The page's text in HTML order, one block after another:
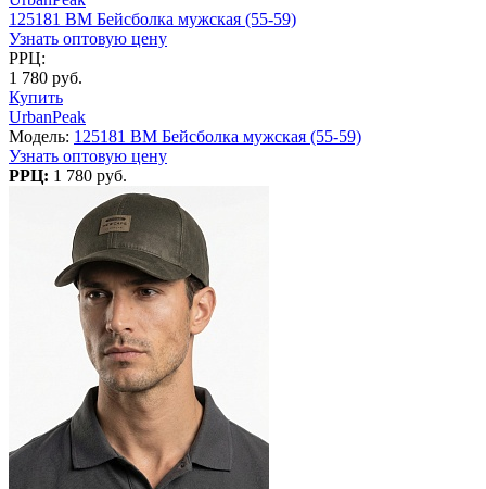
125181 BM Бейсболка мужская (55-59)
Узнать оптовую цену
РРЦ:
1 780 руб.
Купить
UrbanPeak
Модель: 125181 BM Бейсболка мужская (55-59)
Узнать оптовую цену
РРЦ: 1 780 руб.